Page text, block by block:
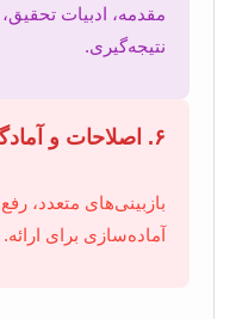
مقدمه، ادبیات
نتیجه‌گیری.
۶. اصلاحات و آمادگی برای دفاع
بازبینی‌های متعدد،
آماده‌سازی برای ارائه.